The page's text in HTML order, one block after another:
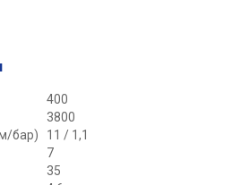
400
3800
бар)
11 / 1,1
7
35